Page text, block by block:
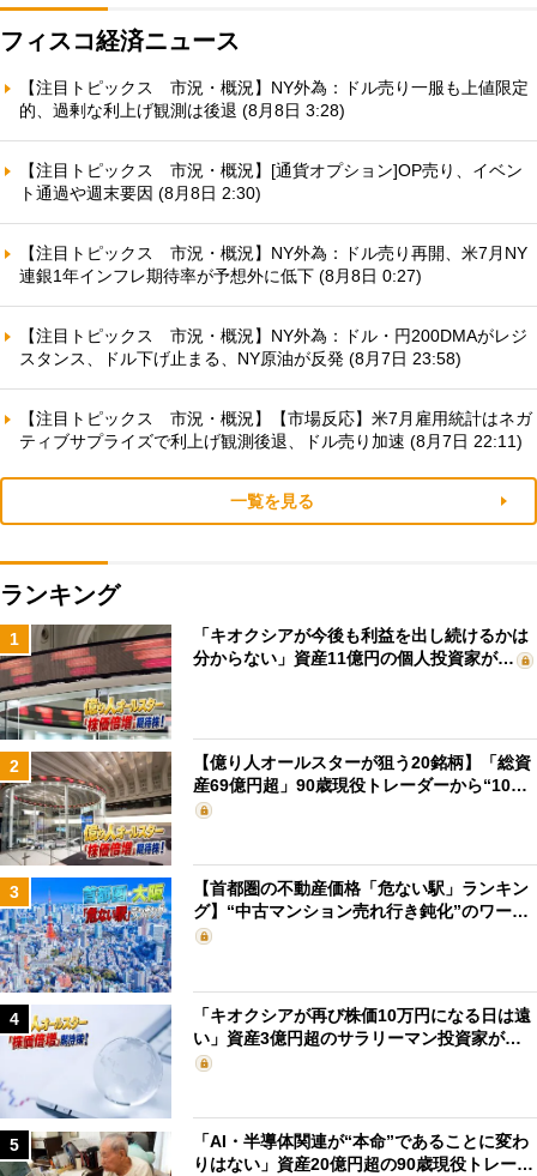
フィスコ経済ニュース
【注目トピックス 市況・概況】NY外為：ドル売り一服も上値限定
的、過剰な利上げ観測は後退 (8月8日 3:28)
【注目トピックス 市況・概況】[通貨オプション]OP売り、イベン
ト通過や週末要因 (8月8日 2:30)
【注目トピックス 市況・概況】NY外為：ドル売り再開、米7月NY
連銀1年インフレ期待率が予想外に低下 (8月8日 0:27)
【注目トピックス 市況・概況】NY外為：ドル・円200DMAがレジ
スタンス、ドル下げ止まる、NY原油が反発 (8月7日 23:58)
【注目トピックス 市況・概況】【市場反応】米7月雇用統計はネガ
ティブサプライズで利上げ観測後退、ドル売り加速 (8月7日 22:11)
一覧を見る
ランキング
1
「キオクシアが今後も利益を出し続けるかは
分からない」資産11億円の個人投資家が…
2
【億り人オールスターが狙う20銘柄】「総資
産69億円超」90歳現役トレーダーから“10…
3
【首都圏の不動産価格「危ない駅」ランキン
グ】“中古マンション売れ行き鈍化”のワー…
4
「キオクシアが再び株価10万円になる日は遠
い」資産3億円超のサラリーマン投資家が…
5
「AI・半導体関連が“本命”であることに変わ
りはない」資産20億円超の90歳現役トレー…